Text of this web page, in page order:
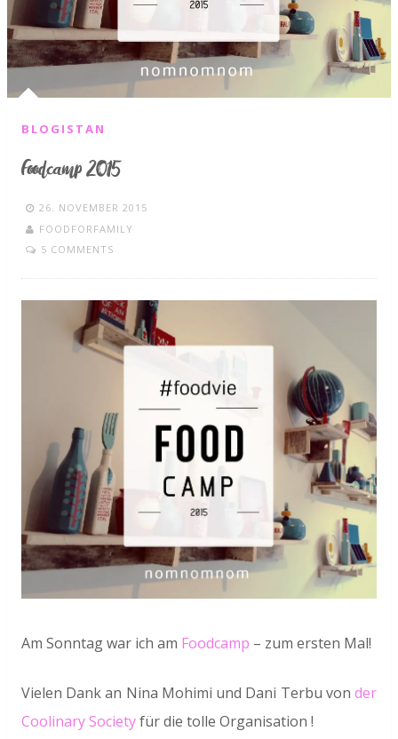
BLOGISTAN
Foodcamp 2015
26. NOVEMBER 2015
FOODFORFAMILY
5 COMMENTS
Am Sonntag war ich am Foodcamp – zum ersten Mal!
Vielen Dank an Nina Mohimi und Dani Terbu von der
Coolinary Societyfür die tolle Organisation !